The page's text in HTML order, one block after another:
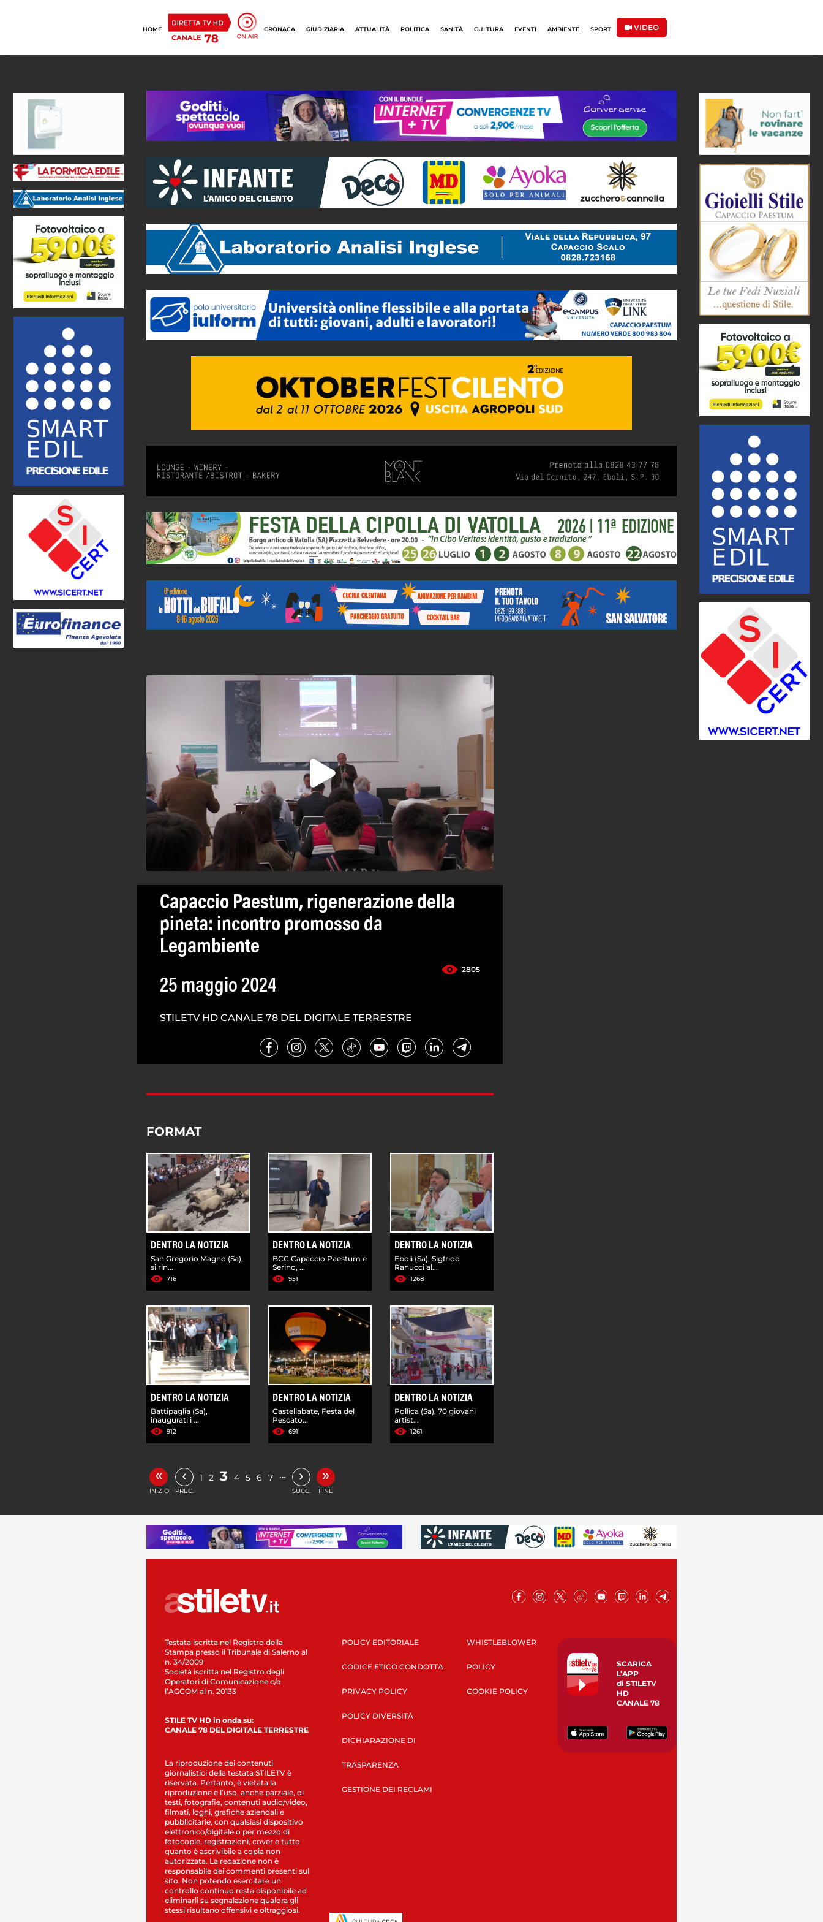
HOME CRONACA GIUDIZIARIA ATTUALITÀ POLITICA SANITÀ CULTURA EVENTI AMBIENTE SPORT VIDEO
Capaccio Paestum, rigenerazione della
pineta: incontro promosso da
Legambiente
2805
25 maggio 2024
STILETV HD CANALE 78 DEL DIGITALE TERRESTRE
FORMAT
DENTRO LA NOTIZIA
San Gregorio Magno (Sa),
si rin...
716
DENTRO LA NOTIZIA
BCC Capaccio Paestum e
Serino, ...
951
DENTRO LA NOTIZIA
Eboli (Sa), Sigfrido
Ranucci al...
1268
DENTRO LA NOTIZIA
Battipaglia (Sa),
inaugurati i ...
912
DENTRO LA NOTIZIA
Castellabate, Festa del
Pescato...
691
DENTRO LA NOTIZIA
Pollica (Sa), 70 giovani
artist...
1261
«
INIZIO
‹
PREC.
1 2 3 4 5 6 7 … ›
SUCC.
»
FINE
Testata iscritta nel Registro della
Stampa presso il Tribunale di Salerno al
n. 34/2009
Società iscritta nel Registro degli
Operatori di Comunicazione c/o
l’AGCOM al n. 20133
STILE TV HD in onda su:
CANALE 78 DEL DIGITALE TERRESTRE
La riproduzione dei contenuti
giornalistici della testata STILETV è
riservata. Pertanto, è vietata la
riproduzione e l’uso, anche parziale, di
testi, fotografie, contenuti audio/video,
filmati, loghi, grafiche aziendali e
pubblicitarie, con qualsiasi dispositivo
elettronico/digitale o per mezzo di
fotocopie, registrazioni, cover e tutto
quanto è ascrivibile a copia non
autorizzata. La redazione non è
responsabile dei commenti presenti sul
sito. Non potendo esercitare un
controllo continuo resta disponibile ad
eliminarli su segnalazione qualora gli
stessi risultano offensivi e oltraggiosi.
POLICY EDITORIALE
CODICE ETICO CONDOTTA
PRIVACY POLICY
POLICY DIVERSITÀ
DICHIARAZIONE DI
TRASPARENZA
GESTIONE DEI RECLAMI
WHISTLEBLOWER
POLICY
COOKIE POLICY
SCARICA
L’APP
di STILETV
HD
CANALE 78